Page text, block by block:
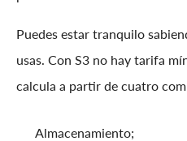
Puedes estar tranquilo
usas. Con S3 no hay tarifa
calcula a partir de cuatro
Almacenamiento;